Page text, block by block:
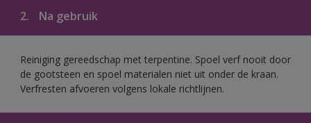
2. Na gebruik
Reiniging gereedschap met terpentine. Spoel verf nooit door
de gootsteen en spoel materialen niet uit onder de kraan.
Verfresten afvoeren volgens lokale richtlijnen.